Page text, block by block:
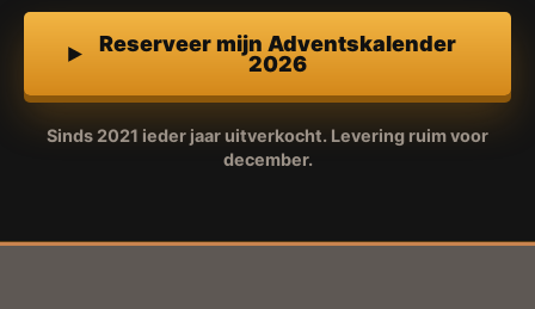
Reserveer mijn Adventskalender
2026
Sinds 2021 ieder jaar uitverkocht. Levering ruim voor
december.